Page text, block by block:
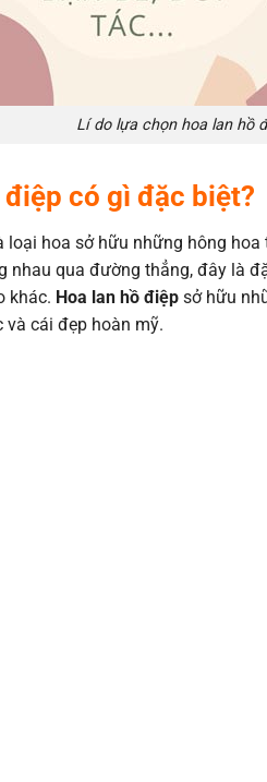
Lí do lựa chọn hoa lan hồ
điệp có gì đặc biệt?
loại hoa sở hữu những hông hoa
nhau qua đường thẳng, đây là
khác. Hoa lan hồ điệp sở hữu
và cái đẹp hoàn mỹ.